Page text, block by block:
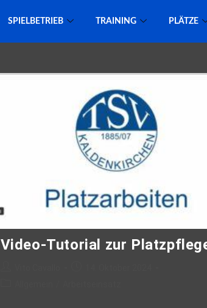
SPIELBETRIEB TRAINING PLÄTZE
Video-Tutorial zur